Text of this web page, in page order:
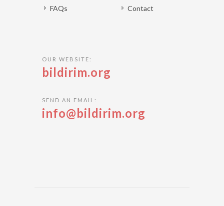
FAQs Contact
OUR WEBSITE:
bildirim.org
SEND AN EMAIL:
info@bildirim.org